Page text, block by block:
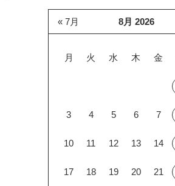
8月 2026
月 火 水 木 金
3 4 5 6 7
10 11 12 13 14
17 18 19 20 21
« 7月